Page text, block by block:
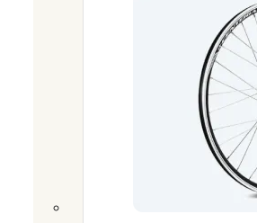
taille compact